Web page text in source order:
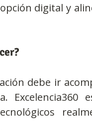
digital y
debe ir